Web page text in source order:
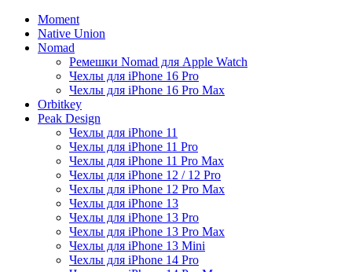
Moment
Native Union
Nomad
Ремешки Nomad для Apple Watch
Чехлы для iPhone 16 Pro
Чехлы для iPhone 16 Pro Max
Orbitkey
Peak Design
Чехлы для iPhone 11
Чехлы для iPhone 11 Pro
Чехлы для iPhone 11 Pro Max
Чехлы для iPhone 12 / 12 Pro
Чехлы для iPhone 12 Pro Max
Чехлы для iPhone 13
Чехлы для iPhone 13 Pro
Чехлы для iPhone 13 Pro Max
Чехлы для iPhone 13 Mini
Чехлы для iPhone 14 Pro